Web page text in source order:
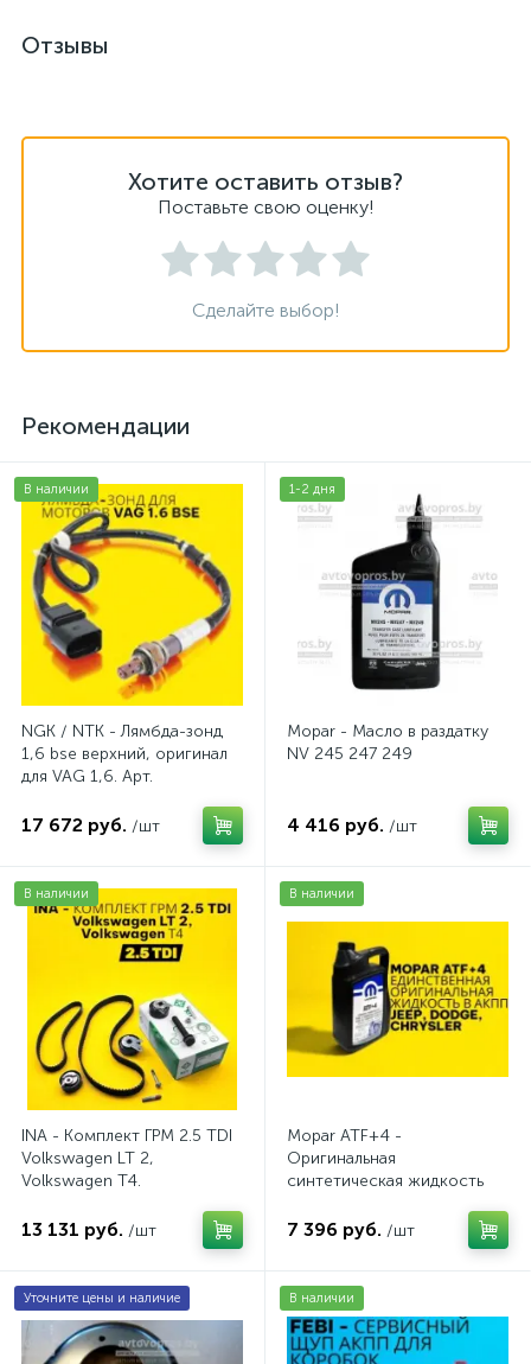
Отзывы
Хотите оставить отзыв?
Поставьте свою оценку!
Сделайте выбор!
Рекомендации
В наличии
NGK / NTK - Лямбда-зонд
1,6 bse верхний, оригинал
для VAG 1,6. Арт.
17 672 руб. /шт
1-2 дня
Mopar - Масло в раздатку
NV 245 247 249
4 416 руб. /шт
В наличии
INA - Комплект ГРМ 2.5 TDI
Volkswagen LT 2,
Volkswagen Т4.
13 131 руб. /шт
В наличии
Mopar ATF+4 -
Оригинальная
синтетическая жидкость
7 396 руб. /шт
Уточните цены и наличие В наличии